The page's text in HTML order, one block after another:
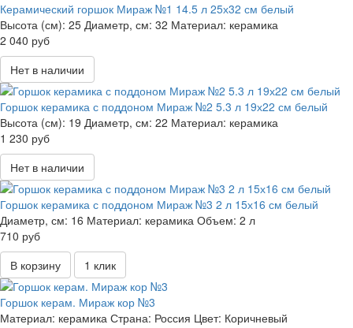
Керамический горшок Мираж №1 14.5 л 25х32 см белый
Высота (см): 25 Диаметр, см: 32 Материал: керамика
2 040 руб
Нет в наличии
Горшок керамика с поддоном Мираж №2 5.3 л 19х22 см белый
Высота (см): 19 Диаметр, см: 22 Материал: керамика
1 230 руб
Нет в наличии
Горшок керамика с поддоном Мираж №3 2 л 15х16 см белый
Диаметр, см: 16 Материал: керамика Объем: 2 л
710 руб
В корзину
1 клик
Горшок керам. Мираж кор №3
Материал: керамика Страна: Россия Цвет: Коричневый